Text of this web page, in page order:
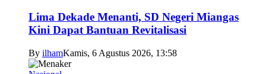
Lima Dekade Menanti, SD Negeri Miangas
Kini Dapat Bantuan Revitalisasi
By ilhamKamis, 6 Agustus 2026, 13:58